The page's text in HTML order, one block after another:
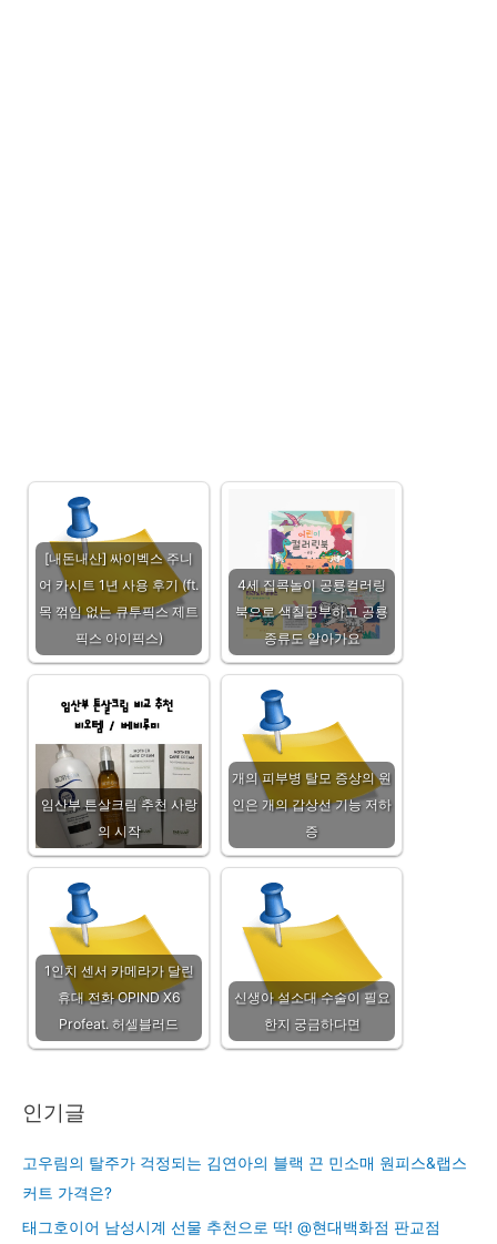
[내돈내산] 싸이벡스 주니
어 카시트 1년 사용 후기 (ft.
목 꺾임 없는 큐투픽스 제트
픽스 아이픽스)
4세 집콕놀이 공룡컬러링
북으로 색칠공부하고 공룡
종류도 알아가요
임산부 튼살크림 추천 사랑
의 시작
개의 피부병 탈모 증상의 원
인은 개의 갑상선 기능 저하
증
1인치 센서 카메라가 달린
휴대 전화 OPIND X6
Profeat. 허셀블러드
신생아 설소대 수술이 필요
한지 궁금하다면
인기글
고우림의 탈주가 걱정되는 김연아의 블랙 끈 민소매 원피스&랩스
커트 가격은?
태그호이어 남성시계 선물 추천으로 딱! @현대백화점 판교점